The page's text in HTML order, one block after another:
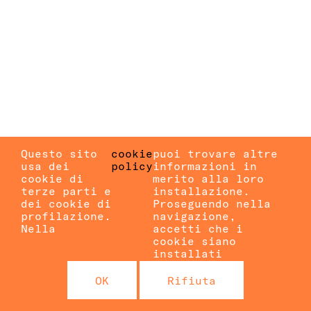
Questo sito
usa dei
cookie di
terze parti e
dei cookie di
profilazione.
Nella
cookie
policy
puoi trovare altre
informazioni in
merito alla loro
installazione.
Proseguendo nella
navigazione,
accetti che i
cookie siano
installati
OK Rifiuta